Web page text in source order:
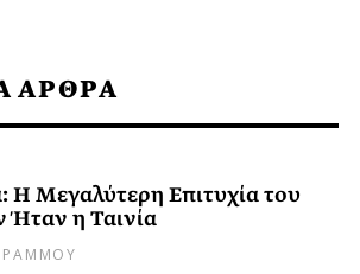
ΑΡΘΡΑ
Η Μεγαλύτερη Επιτυχία του
Ήταν η Ταινία
ΡΑΜΜΟΥ